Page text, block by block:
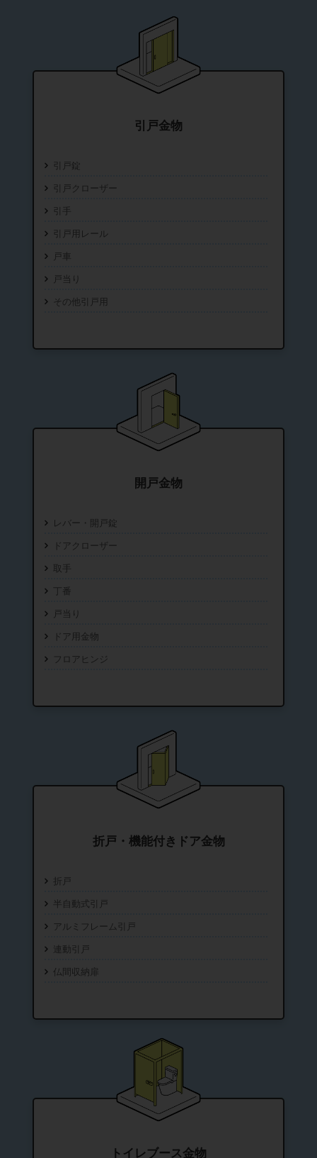
引戸金物
引戸錠
引戸クローザー
引手
引戸用レール
戸車
戸当り
その他引戸用
開戸金物
レバー・開戸錠
ドアクローザー
取手
丁番
戸当り
ドア用金物
フロアヒンジ
折戸・機能付きドア金物
折戸
半自動式引戸
アルミフレーム引戸
連動引戸
仏間収納扉
トイレブース金物